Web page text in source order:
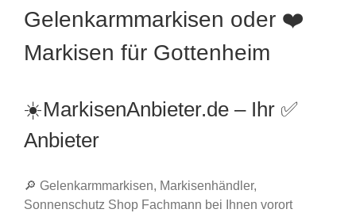
Gelenkarmmarkisen oder ❤️
Markisen für Gottenheim
☀️MarkisenAnbieter.de – Ihr ✅
Anbieter
🔎 Gelenkarmmarkisen, Markisenhändler,
Sonnenschutz Shop Fachmann bei Ihnen vorort